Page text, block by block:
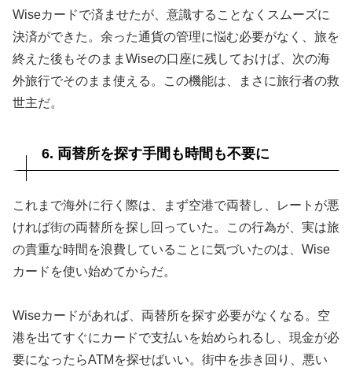
Wiseカードで済ませたが、意識することなくスムーズに
決済ができた。余った通貨の管理に悩む必要がなく、旅を
終えた後もそのままWiseの口座に残しておけば、次の海
外旅行でそのまま使える。この機能は、まさに旅行者の救
世主だ。
6. 両替所を探す手間も時間も不要に
これまで海外に行く際は、まず空港で両替し、レートが悪
ければ街の両替所を探し回っていた。この行為が、実は旅
の貴重な時間を浪費していることに気づいたのは、Wise
カードを使い始めてからだ。
Wiseカードがあれば、両替所を探す必要がなくなる。空
港を出てすぐにカードで支払いを始められるし、現金が必
要になったらATMを探せばいい。街中を歩き回り、悪い